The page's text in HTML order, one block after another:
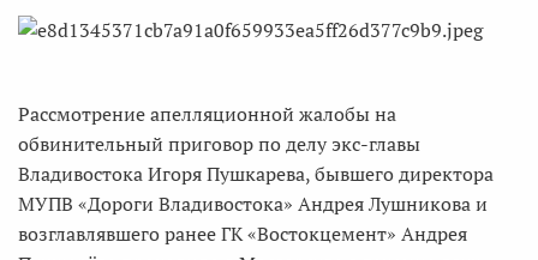
Рассмотрение апелляционной жалобы на
обвинительный приговор по делу экс-главы
Владивостока Игоря Пушкарева, бывшего директора
МУПВ «Дороги Владивостока» Андрея Лушникова и
возглавлявшего ранее ГК «Востокцемент» Андрея